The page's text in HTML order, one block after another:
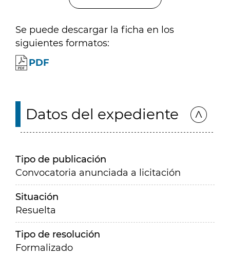
Se puede descargar la ficha en los
siguientes formatos:
PDF
Datos del expediente
Tipo de publicación
Convocatoria anunciada a licitación
Situación
Resuelta
Tipo de resolución
Formalizado